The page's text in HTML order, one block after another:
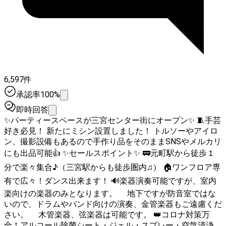
6,597件
承認率100%
即時回答
✨パーティースペースが三宮センター街にオープン✨ 🧵手芸
好き必見！ 新たにミシン設置しました！ トルソーやアイロ
ン、撮影設備もあるので手作り品をそのままSNSやメルカリ
にも出品可能👍 ✨セールスポイント✨ 🚃元町駅から徒歩１
分で楽々集合♪（三宮駅からも徒歩圏内♫） 🏠ワンフロア専
有で広々！ダンス出来ます！ 🔊楽器演奏可能ですが、室内
楽向けの楽器のみとなります。 地下ですが防音室ではな
いので、ドラムやバンド向けの演奏、金管楽器もご遠慮くだ
さい。 木管楽器、弦楽器は可能です。 👑コロナ対策万